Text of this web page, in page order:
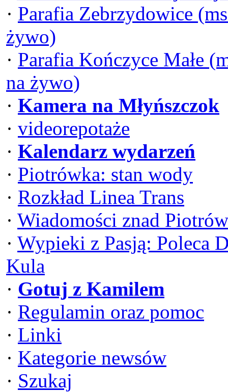
· Parafia Zebrzydowice
żywo)
· Parafia Kończyce Małe
na żywo)
· Kamera na Młyńszczok
· videorepotaże
· Kalendarz wydarzeń
· Piotrówka: stan wody
· Rozkład Linea Trans
· Wiadomości znad
· Wypieki z Pasją: Poleca
Kula
· Gotuj z Kamilem
· Regulamin oraz pomoc
· Linki
· Kategorie newsów
· Szukaj